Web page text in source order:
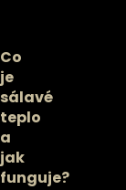
Co
je
sálavé
teplo
a
jak
funguje?